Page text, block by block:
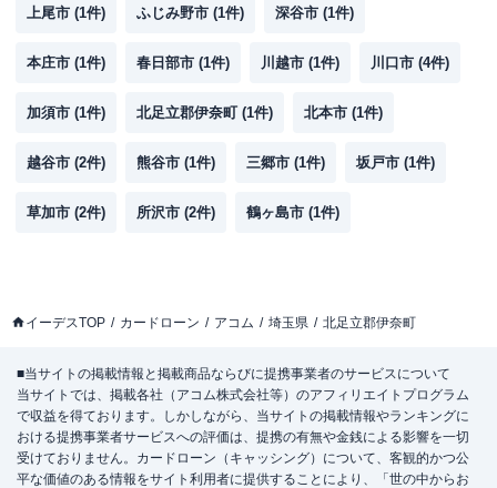
上尾市 (1件) ふじみ野市 (1件) 深谷市 (1件)
本庄市 (1件) 春日部市 (1件) 川越市 (1件) 川口市 (4件)
加須市 (1件) 北足立郡伊奈町 (1件) 北本市 (1件)
越谷市 (2件) 熊谷市 (1件) 三郷市 (1件) 坂戸市 (1件)
草加市 (2件) 所沢市 (2件) 鶴ヶ島市 (1件)
イーデスTOP カードローン アコム 埼玉県 北足立郡伊奈町
■当サイトの掲載情報と掲載商品ならびに提携事業者のサービスについて
当サイトでは、掲載各社（アコム株式会社等）のアフィリエイトプログラム
で収益を得ております。しかしながら、当サイトの掲載情報やランキングに
おける提携事業者サービスへの評価は、提携の有無や金銭による影響を一切
受けておりません。カードローン（キャッシング）について、客観的かつ公
平な価値のある情報をサイト利用者に提供することにより、「世の中からお